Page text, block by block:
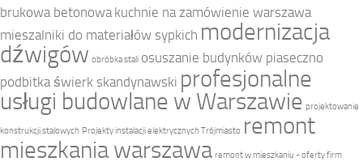
brukowa betonowa kuchnie na zamówienie warszawa
mieszalniki do materiałów sypkich modernizacja
dźwigów obróbka stali osuszanie budynków piaseczno
podbitka świerk skandynawski profesjonalne
usługi budowlane w Warszawie projektowanie
konstrukcji stalowych Projekty instalacji elektrycznych Trójmiasto remont
mieszkania warszawa remont w mieszkaniu - oferty firm